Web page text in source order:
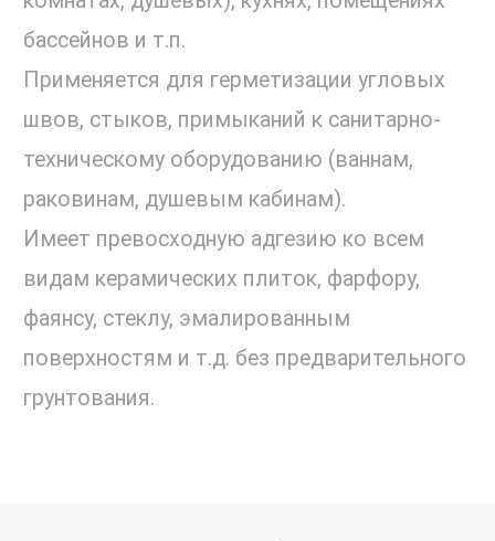
бассейнов и т.п.
Применяется для герметизации угловых
швов, стыков, примыканий к санитарно-
техническому оборудованию (ваннам,
раковинам, душевым кабинам).
Имеет превосходную адгезию ко всем
видам керамических плиток, фарфору,
фаянсу, стеклу, эмалированным
поверхностям и т.д. без предварительного
грунтования.